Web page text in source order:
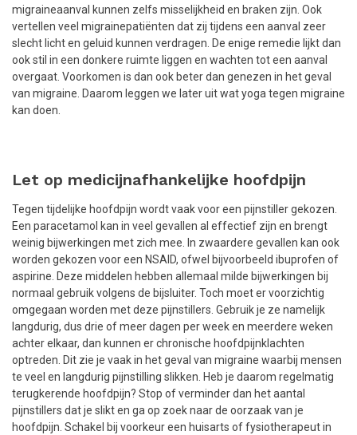
migraineaanval kunnen zelfs misselijkheid en braken zijn. Ook
vertellen veel migrainepatiënten dat zij tijdens een aanval zeer
slecht licht en geluid kunnen verdragen. De enige remedie lijkt dan
ook stil in een donkere ruimte liggen en wachten tot een aanval
overgaat. Voorkomen is dan ook beter dan genezen in het geval
van migraine. Daarom leggen we later uit wat yoga tegen migraine
kan doen.
Let op medicijnafhankelijke hoofdpijn
Tegen tijdelijke hoofdpijn wordt vaak voor een pijnstiller gekozen.
Een paracetamol kan in veel gevallen al effectief zijn en brengt
weinig bijwerkingen met zich mee. In zwaardere gevallen kan ook
worden gekozen voor een NSAID, ofwel bijvoorbeeld ibuprofen of
aspirine. Deze middelen hebben allemaal milde bijwerkingen bij
normaal gebruik volgens de bijsluiter. Toch moet er voorzichtig
omgegaan worden met deze pijnstillers. Gebruik je ze namelijk
langdurig, dus drie of meer dagen per week en meerdere weken
achter elkaar, dan kunnen er chronische hoofdpijnklachten
optreden. Dit zie je vaak in het geval van migraine waarbij mensen
te veel en langdurig pijnstilling slikken. Heb je daarom regelmatig
terugkerende hoofdpijn? Stop of verminder dan het aantal
pijnstillers dat je slikt en ga op zoek naar de oorzaak van je
hoofdpijn. Schakel bij voorkeur een huisarts of fysiotherapeut in